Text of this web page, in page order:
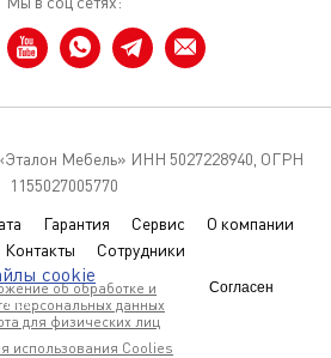
cookie
вас
Согласен
Мебель» ИНН 5027228940, ОГРН
1155027005770
Гарантия Сервис
О компании
Контакты Сотрудники
об обработке и
персональных данных
для физических лиц
использования Coolies